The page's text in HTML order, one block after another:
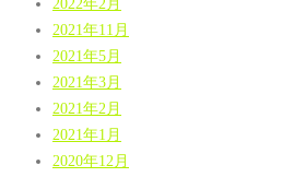
2022年2月
2021年11月
2021年5月
2021年3月
2021年2月
2021年1月
2020年12月